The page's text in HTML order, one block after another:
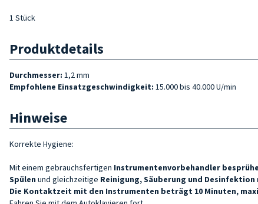
1 Stück
Produktdetails
Durchmesser: 1,2 mm
Empfohlene Einsatzgeschwindigkeit: 15.000 bis 40.000 U/min
Hinweise
Korrekte Hygiene:
Mit einem gebrauchsfertigen Instrumentenvorbehandler
Spülen und gleichzeitige Reinigung, Säuberung und Desinfektion
Die Kontaktzeit mit den Instrumenten beträgt 10 Minuten,